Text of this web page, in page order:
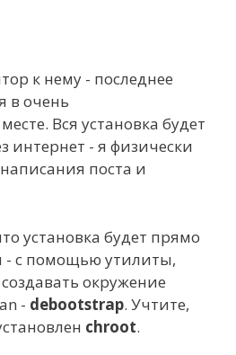
к нему - последнее
в очень
Вся установка будет
интернет - я физически
поста и
установка будет прямо
- с помощью утилиты,
окружение
- debootstrap. Учтите,
chroot.